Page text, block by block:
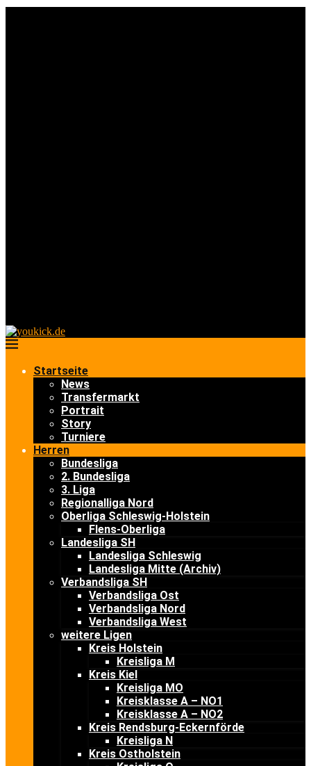
Startseite
News
Transfermarkt
Portrait
Story
Turniere
Herren
Bundesliga
2. Bundesliga
3. Liga
Regionalliga Nord
Oberliga Schleswig-Holstein
Flens-Oberliga
Landesliga SH
Landesliga Schleswig
Landesliga Mitte (Archiv)
Verbandsliga SH
Verbandsliga Ost
Verbandsliga Nord
Verbandsliga West
weitere Ligen
Kreis Holstein
Kreisliga M
Kreis Kiel
Kreisliga MO
Kreisklasse A – NO1
Kreisklasse A – NO2
Kreis Rendsburg-Eckernförde
Kreisliga N
Kreis Ostholstein